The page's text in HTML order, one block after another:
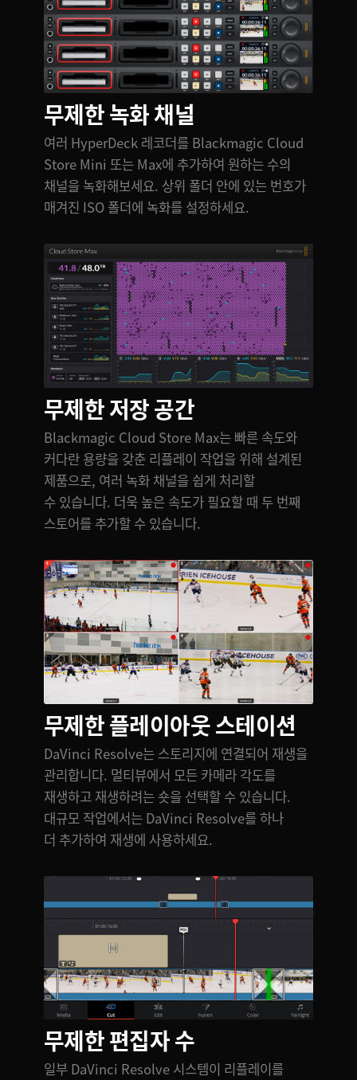
무제한 녹화 채널
여러 HyperDeck 레코더를 Blackmagic Cloud
Store Mini 또는 Max에 추가하여 원하는 수의
채널을 녹화해보세요. 상위 폴더 안에 있는 번호가
매겨진 ISO 폴더에 녹화를 설정하세요.
무제한 저장 공간
Blackmagic Cloud Store Max는 빠른 속도와
커다란 용량을 갖춘 리플레이 작업을 위해 설계된
제품으로, 여러 녹화 채널을 쉽게 처리할
수 있습니다. 더욱 높은 속도가 필요할 때 두 번째
스토어를 추가할 수 있습니다.
무제한 플레이아웃 스테이션
DaVinci Resolve는 스토리지에 연결되어 재생을
관리합니다. 멀티뷰에서 모든 카메라 각도를
재생하고 재생하려는 숏을 선택할 수 있습니다.
대규모 작업에서는 DaVinci Resolve를 하나
더 추가하여 재생에 사용하세요.
무제한 편집자 수
일부 DaVinci Resolve 시스템이 리플레이를